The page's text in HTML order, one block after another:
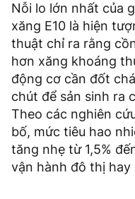
Nỗi lo lớn nhất của
xăng E10 là hiện
thuật chỉ ra rằng
hơn xăng khoáng
động cơ cần đốt
chút để sản sinh ra
Theo các nghiên
bố, mức tiêu hao
tăng nhẹ từ 1,5%
vận hành đô thị